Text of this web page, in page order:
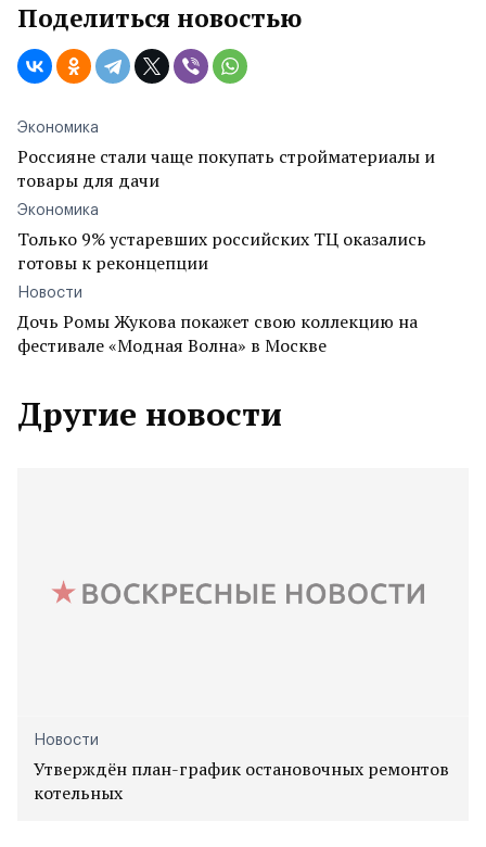
Поделиться новостью
Экономика
Россияне стали чаще покупать стройматериалы и
товары для дачи
Экономика
Только 9% устаревших российских ТЦ оказались
готовы к реконцепции
Новости
Дочь Ромы Жукова покажет свою коллекцию на
фестивале «Модная Волна» в Москве
Другие новости
Новости
Утверждён план-график остановочных ремонтов
котельных